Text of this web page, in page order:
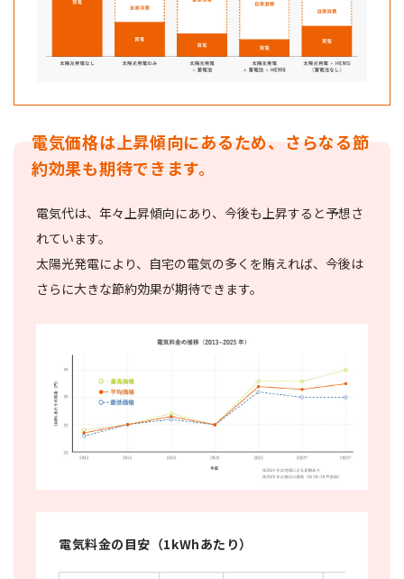
電気価格は上昇傾向にあるため、さらなる節
約効果も期待できます。
電気代は、年々上昇傾向にあり、今後も上昇すると予想さ
れています。
太陽光発電により、自宅の電気の多くを賄えれば、今後は
さらに大きな節約効果が期待できます。
電気料金の目安（1kWhあたり）